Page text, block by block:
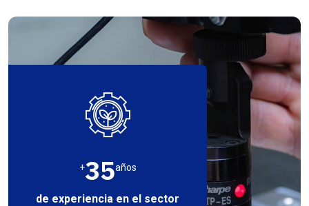
+35años
de experiencia en el sector